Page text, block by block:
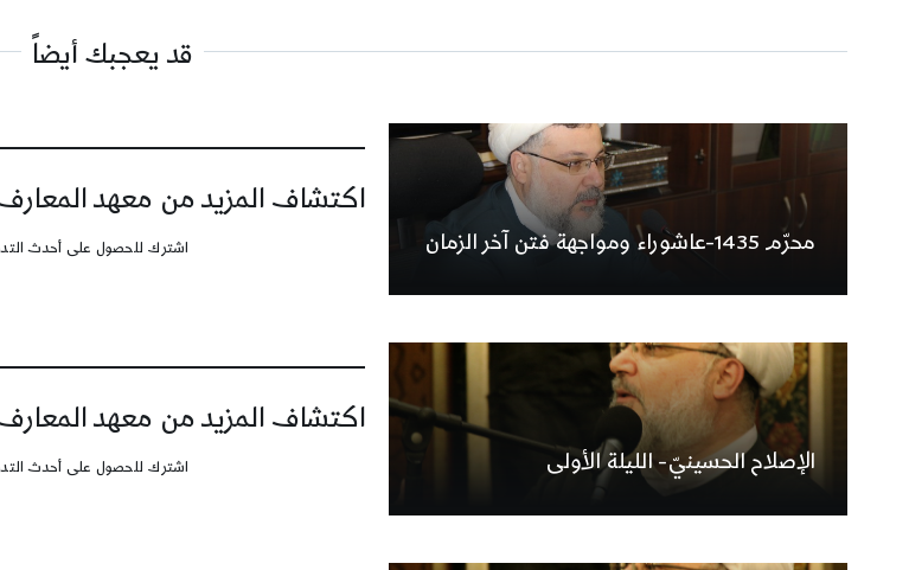
قد يعجبك أيضاً
محرّم 1435-عاشوراء ومواجهة فتن آخر الزمان
اكتشاف المزيد من معهد المعارف
اشترك للحصول على أحدث
الإصلاح الحسينيّ- الليلة الأولى
اكتشاف المزيد من معهد المعارف
اشترك للحصول على أحدث